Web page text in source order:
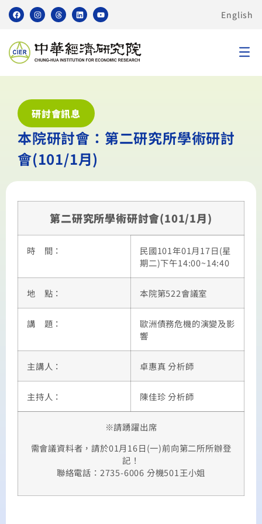
English
研討會訊息
本院研討會：第二研究所學術研討
會(101/1月)
第二研究所學術研討會(101/1月)
時 間：
民國101年01月17日(星
期二)下午14:00~14:40
地 點： 本院第522會議室
講 題：
歐洲債務危機的演變及影
響
主講人： 卓惠真 分析師
主持人： 陳佳珍 分析師
※請踴躍出席
需會議資料者，請於01月16日(一)前向第二所所辦登
記！
聯絡電話：2735-6006 分機501王小姐